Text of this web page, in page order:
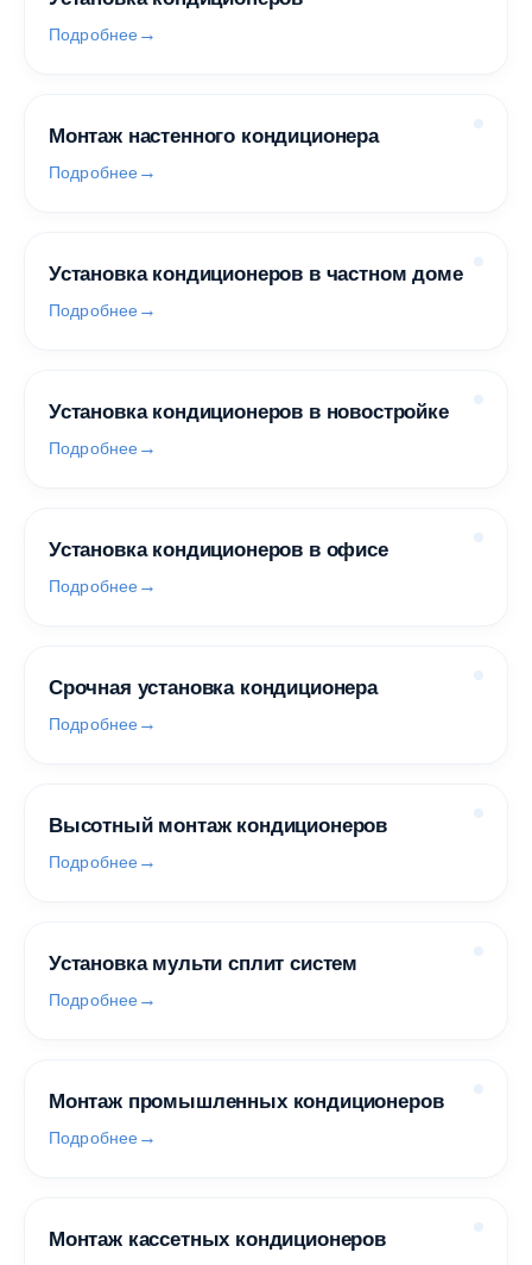
Подробнее
Монтаж настенного кондиционера
Подробнее
Установка кондиционеров в частном доме
Подробнее
Установка кондиционеров в новостройке
Подробнее
Установка кондиционеров в офисе
Подробнее
Срочная установка кондиционера
Подробнее
Высотный монтаж кондиционеров
Подробнее
Установка мульти сплит систем
Подробнее
Монтаж промышленных кондиционеров
Подробнее
Монтаж кассетных кондиционеров